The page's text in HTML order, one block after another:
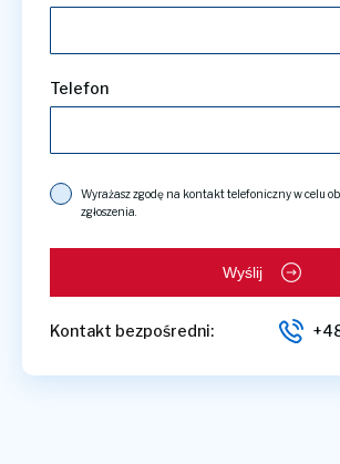
Telefon
Wyrażasz zgodę na kontakt telefoniczny w celu
zgłoszenia.
Wyślij
Kontakt bezpośredni: